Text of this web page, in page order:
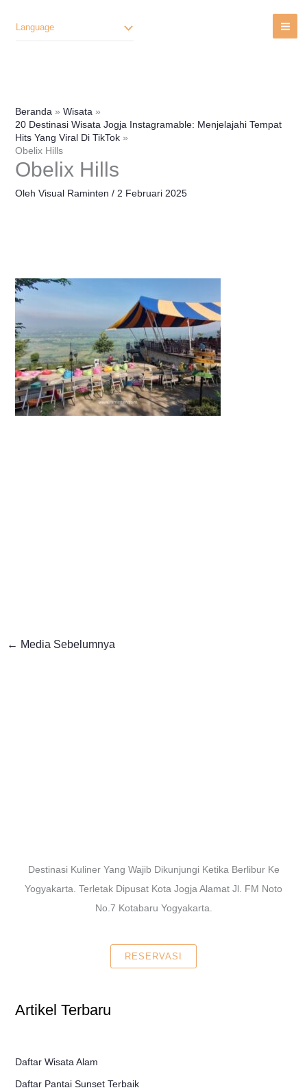
Language
Beranda
Wisata
20 Destinasi Wisata Jogja Instagramable: Menjelajahi Tempat
Hits Yang Viral Di TikTok
Obelix Hills
Obelix Hills
Oleh Visual Raminten / 2 Februari 2025
← Media Sebelumnya
Destinasi Kuliner Yang Wajib Dikunjungi Ketika Berlibur Ke
Yogyakarta. Terletak Dipusat Kota Jogja Alamat Jl. FM Noto
No.7 Kotabaru Yogyakarta.
RESERVASI
Artikel Terbaru
Daftar Wisata Alam
Daftar Pantai Sunset Terbaik